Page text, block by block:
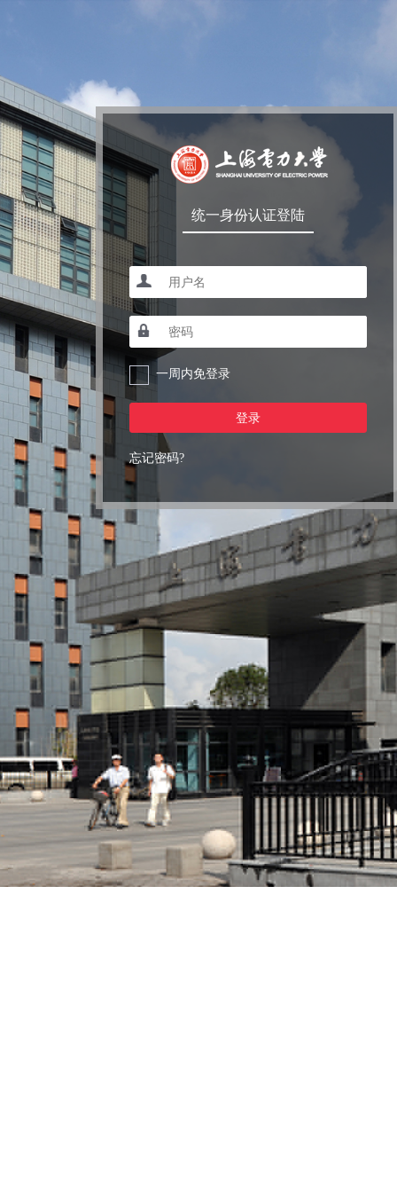
统一身份认证登陆
一周内免登录
登录
忘记密码?